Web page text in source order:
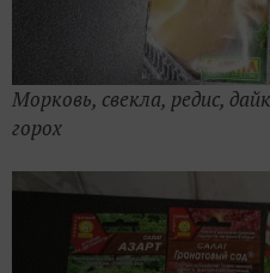
Морковь, свекла, редис,
горох